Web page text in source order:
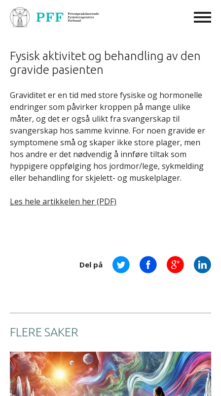
Fysisk aktivitet og behandling av den
gravide pasienten
Graviditet er en tid med store fysiske og hormonelle
endringer som påvirker kroppen på mange ulike
måter, og det er også ulikt fra svangerskap til
svangerskap hos samme kvinne. For noen gravide er
symptomene små og skaper ikke store plager, men
hos andre er det nødvendig å innføre tiltak som
hyppigere oppfølging hos jordmor/lege, sykmelding
eller behandling for skjelett- og muskelplager.
Les hele artikkelen her (PDF)
Del på
FLERE SAKER